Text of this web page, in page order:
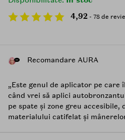
4,92 - 78 de
Recomandare AURA
„Este genul de aplicator pe care
când vrei să aplici
pe spate și zone greu accesibile,
materialului catifelat și